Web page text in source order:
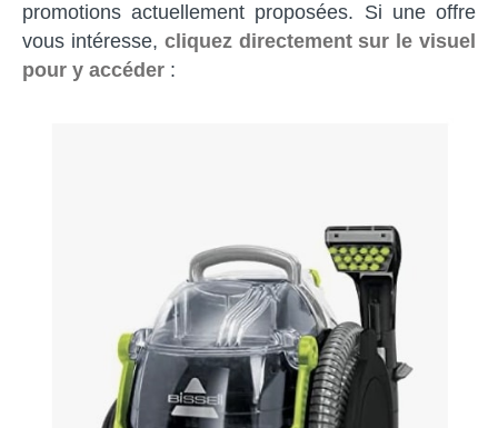
promotions actuellement proposées. Si une offre
vous intéresse, cliquez directement sur le visuel
pour y accéder :